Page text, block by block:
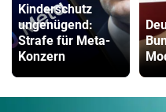
Kinderschutz
ungenügend:
Strafe für Meta-
Konzern